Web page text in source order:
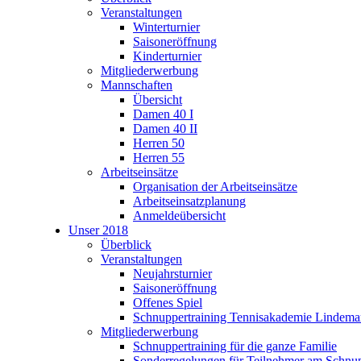
Veranstaltungen
Winterturnier
Saisoneröffnung
Kinderturnier
Mitgliederwerbung
Mannschaften
Übersicht
Damen 40 I
Damen 40 II
Herren 50
Herren 55
Arbeitseinsätze
Organisation der Arbeitseinsätze
Arbeitseinsatzplanung
Anmeldeübersicht
Unser 2018
Überblick
Veranstaltungen
Neujahrsturnier
Saisoneröffnung
Offenes Spiel
Schnuppertraining Tennisakademie
Mitgliederwerbung
Schnuppertraining für die ganze Familie